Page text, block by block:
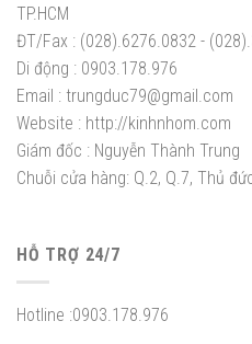
TP.HCM
ĐT/Fax : (028).6276.0832 -
Di động : 0903.178.976
Email : trungduc79@gmail.com
Website : http://kinhnhom.com
Giám đốc : Nguyễn Thành Trung
Chuỗi cửa hàng: Q.2, Q.7, Thủ
HỖ TRỢ 24/7
Hotline :0903.178.976